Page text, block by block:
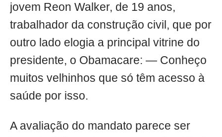
jovem Reon Walker, de 19 anos,
trabalhador da construção civil, que por
outro lado elogia a principal vitrine do
presidente, o Obamacare: — Conheço
muitos velhinhos que só têm acesso à
saúde por isso.
A avaliação do mandato parece ser